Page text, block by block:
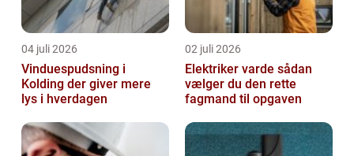
04 juli 2026
Vinduespudsning i
Kolding der giver mere
lys i hverdagen
02 juli 2026
Elektriker varde sådan
vælger du den rette
fagmand til opgaven